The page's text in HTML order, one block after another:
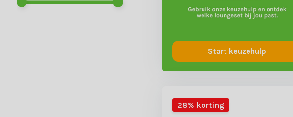
Start keuzehulp
28% korting